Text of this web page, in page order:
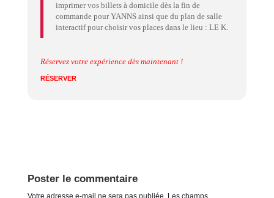
imprimer vos billets à domicile dès la fin de
commande pour YANNS ainsi que du plan de salle
interactif pour choisir vos places dans le lieu : LE K.
Réservez votre expérience dès maintenant !
RÉSERVER
Poster le commentaire
Votre adresse e-mail ne sera pas publiée. Les champs